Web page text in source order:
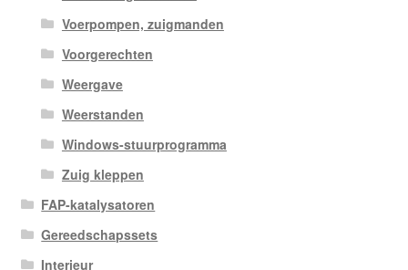
Voerpompen, zuigmanden
Voorgerechten
Weergave
Weerstanden
Windows-stuurprogramma
Zuig kleppen
FAP-katalysatoren
Gereedschapssets
Interieur